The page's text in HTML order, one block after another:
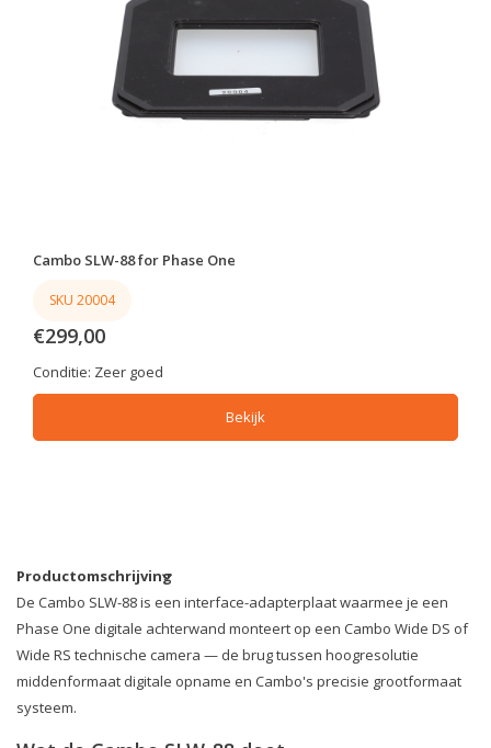
Cambo SLW-88 for Phase One
SKU 20004
€299,00
Conditie: Zeer goed
Bekijk
Productomschrijving
De Cambo SLW-88 is een interface-adapterplaat waarmee je een
Phase One digitale achterwand monteert op een Cambo Wide DS of
Wide RS technische camera — de brug tussen hoogresolutie
middenformaat digitale opname en Cambo's precisie grootformaat
systeem.